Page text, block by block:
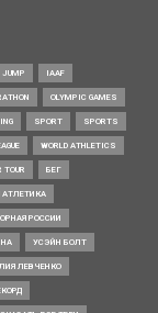
JUMP IAAF
OLYMPIC GAMES
SPORT SPORTS
WORLD ATHLETICS
TOUR БЕГ
АТЛЕТИКА
РОССИИ
УСЭЙН БОЛТ
ЛЕВЧЕНКО